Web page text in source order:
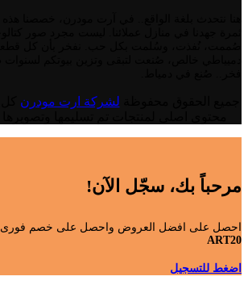
لشركة ارت مودرن
مرحباً بك، سجّل الآن!
احصل على افضل العروض واحصل على خصم فورى
ART20
اضغط للتسجيل